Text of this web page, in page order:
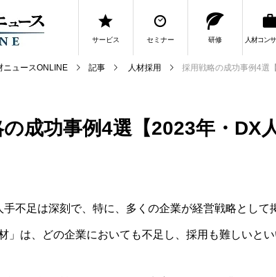
サービス セミナー 研修 人材コン
ニュースONLINE 記事 人材採用 採用戦略の成功事例4選
成功事例4選【2023年・DX
手不足は深刻で、特に、多くの企業が経営戦略として
」は、どの企業においても不足し、採用も難しいとい